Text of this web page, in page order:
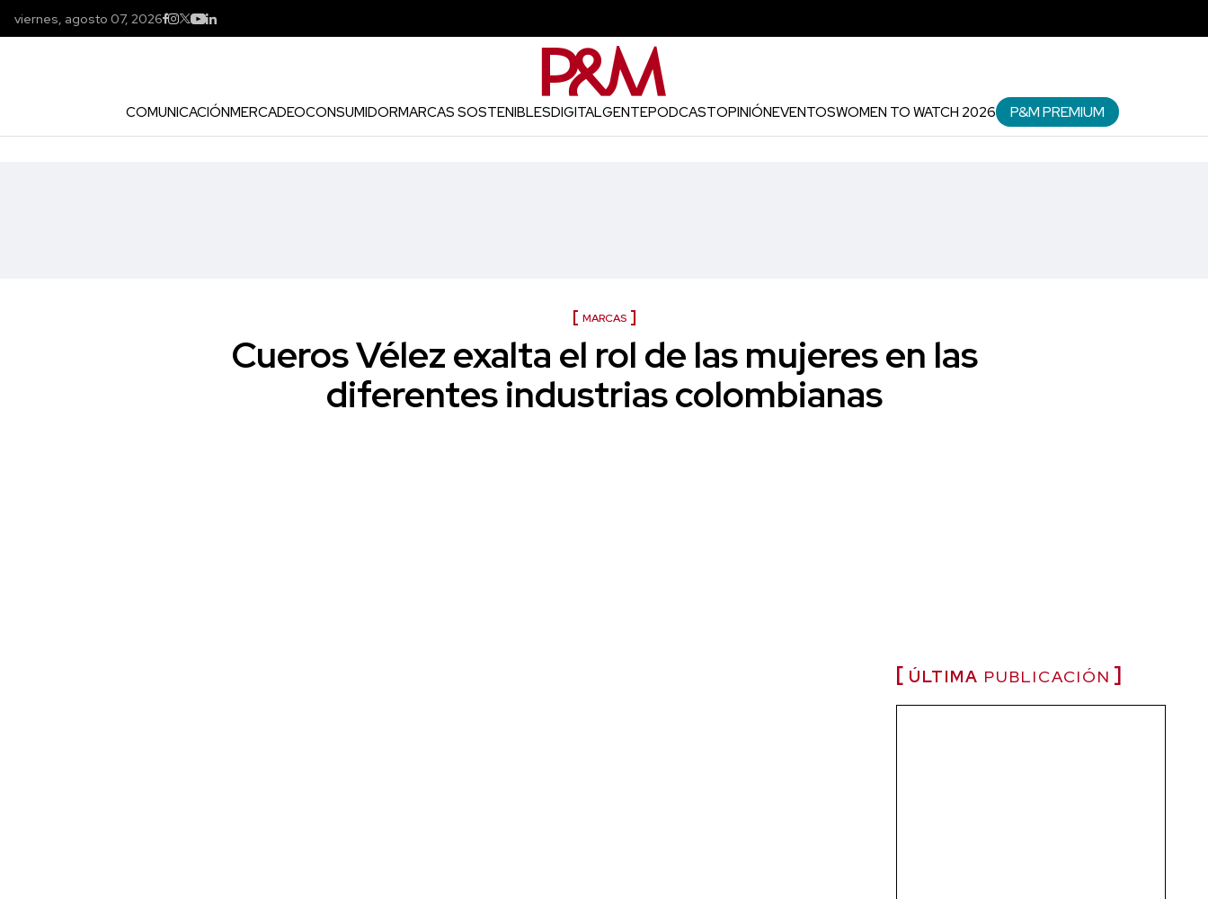
viernes, agosto 07, 2026
COMUNICACIÓNMERCADEOCONSUMIDORMARCAS SOSTENIBLESDIGITALGENTEPODCASTOPINIÓNEVENTOSWOMEN TO WATCH 2026 P&M PREMIUM
MARCAS
Cueros Vélez exalta el rol de las mujeres en las
diferentes industrias colombianas
ÚLTIMA PUBLICACIÓN